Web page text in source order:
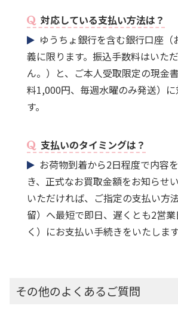
対応している支払い方法は？
ゆうちょ銀行を含む銀行口座（
義に限ります。振込手数料はいた
ん。）と、ご本人受取限定の現金
料1,000円、毎週水曜のみ発送）
す。
支払いのタイミングは？
お荷物到着から2日程度で内容
き、正式なお買取金額をお知らせ
いただければ、ご指定の支払い方
留）へ最短で即日、遅くとも2営
く）にお支払い手続きをいたします
その他のよくあるご質問